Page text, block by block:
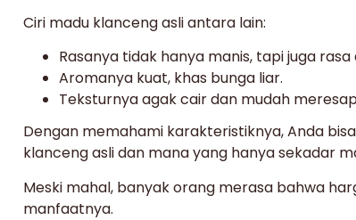
Ciri madu klanceng asli antara lain:
Rasanya tidak hanya manis, tapi juga
Aromanya kuat, khas bunga liar.
Teksturnya agak cair dan mudah
Dengan memahami karakteristiknya, Anda
klanceng asli dan mana yang hanya sekadar
Meski mahal, banyak orang merasa bahwa
manfaatnya.